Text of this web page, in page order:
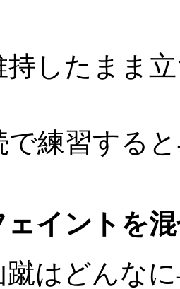
持したまま
で練習する
イントを
蹴はどんな